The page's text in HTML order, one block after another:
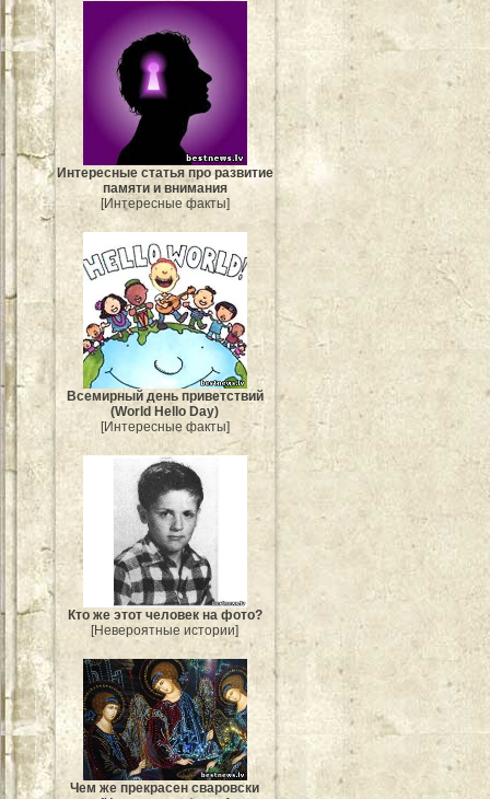
Интересные статья про развитие
памяти и внимания
[Интересные факты]
Всемирный день приветствий
(World Hello Day)
[Интересные факты]
Кто же этот человек на фото?
[Невероятные истории]
Чем же прекрасен сваровски